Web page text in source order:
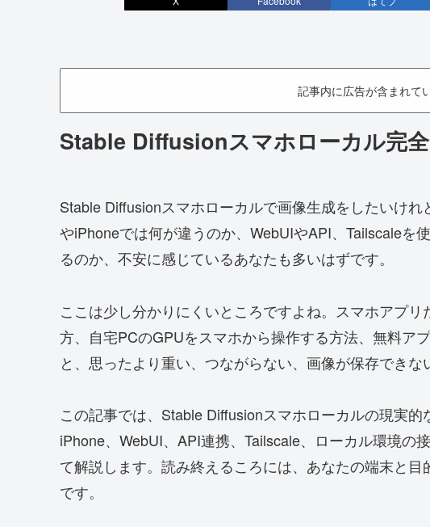
記事内に広告が含まれて
Stable Diffusionスマホローカル完
Stable Diffusionスマホローカルで画像生成をしたいけ
やiPhoneでは何が違うのか、WebUIやAPI、Tailscaleを
るのか、不安に感じているあなたも多いはずです。
ここは少し分かりにくいところですよね。スマホアプ
方、自宅PCのGPUをスマホから操作する方法、無料ア
と、思ったより重い、つながらない、画像が保存できな
この記事では、Stable Diffusionスマホローカルの現実的
iPhone、WebUI、API連携、Tailscale、ローカル環境の
て解説します。読み終えるころには、あなたの端末と
です。